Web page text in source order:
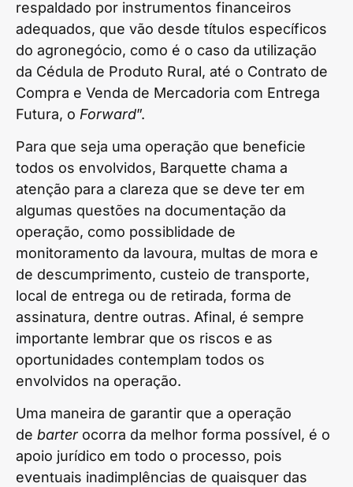
respaldado por instrumentos financeiros
adequados, que vão desde títulos específicos
do agronegócio, como é o caso da utilização
da Cédula de Produto Rural, até o Contrato de
Compra e Venda de Mercadoria com Entrega
Futura, o Forward”.
Para que seja uma operação que beneficie
todos os envolvidos, Barquette chama a
atenção para a clareza que se deve ter em
algumas questões na documentação da
operação, como possiblidade de
monitoramento da lavoura, multas de mora e
de descumprimento, custeio de transporte,
local de entrega ou de retirada, forma de
assinatura, dentre outras. Afinal, é sempre
importante lembrar que os riscos e as
oportunidades contemplam todos os
envolvidos na operação.
Uma maneira de garantir que a operação
de barterocorra da melhor forma possível, é o
apoio jurídico em todo o processo, pois
eventuais inadimplências de quaisquer das